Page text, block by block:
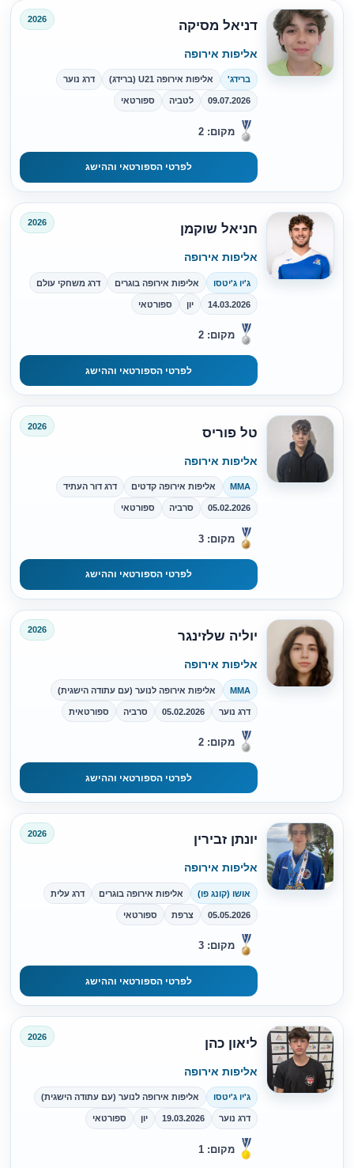
דניאל מסיקה 2026
אליפות אירופה
ברידג' אליפות אירופה U21 (ברידג) דרג נוער
09.07.2026 לטביה ספורטאי
מקום: 2
לפרטי הספורטאי וההישג
חניאל שוקמן 2026
אליפות אירופה
ג'יו ג'יטסו אליפות אירופה בוגרים דרג משחקי עולם
14.03.2026 יון ספורטאי
מקום: 2
לפרטי הספורטאי וההישג
טל פוריס 2026
אליפות אירופה
MMA אליפות אירופה קדטים דרג דור העתיד
05.02.2026 סרביה ספורטאי
מקום: 3
לפרטי הספורטאי וההישג
יוליה שלזינגר 2026
אליפות אירופה
MMA אליפות אירופה לנוער (עם עתודה הישגית)
דרג נוער 05.02.2026 סרביה ספורטאית
מקום: 2
לפרטי הספורטאי וההישג
יונתן זבירין 2026
אליפות אירופה
אושו (קונג פו) אליפות אירופה בוגרים דרג עלית
05.05.2026 צרפת ספורטאי
מקום: 3
לפרטי הספורטאי וההישג
ליאון כהן 2026
אליפות אירופה
ג'יו ג'יטסו אליפות אירופה לנוער (עם עתודה הישגית)
דרג נוער 19.03.2026 יון ספורטאי
מקום: 1